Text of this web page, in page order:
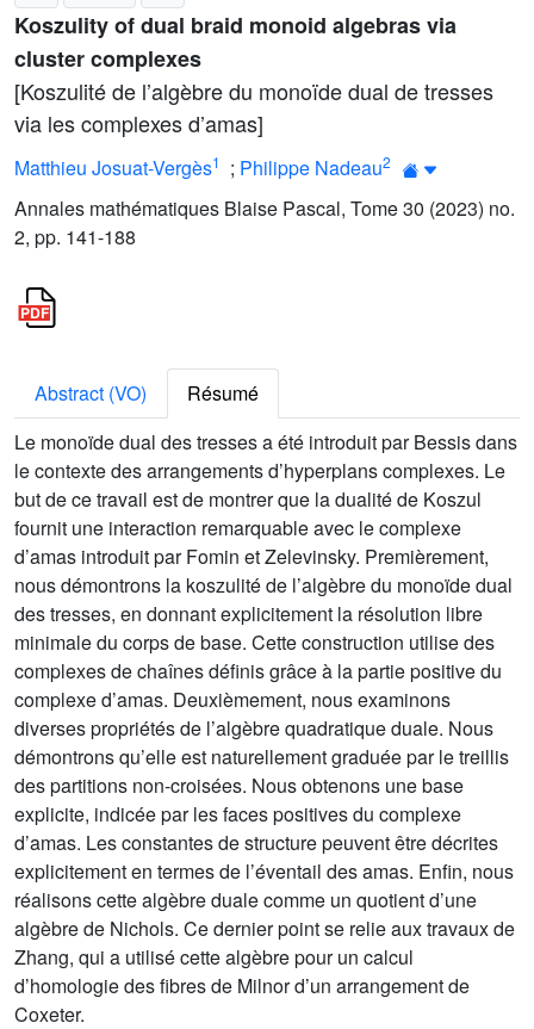
Koszulity of dual braid monoid algebras via
cluster complexes
[Koszulité de l’algèbre du monoïde dual de tresses
via les complexes d’amas]
Matthieu Josuat-Vergès1 ; Philippe Nadeau2
Annales mathématiques Blaise Pascal, Tome 30 (2023) no.
2, pp. 141-188
Abstract (VO)
Résumé
Le monoïde dual des tresses a été introduit par Bessis dans
le contexte des arrangements d’hyperplans complexes. Le
but de ce travail est de montrer que la dualité de Koszul
fournit une interaction remarquable avec le complexe
d’amas introduit par Fomin et Zelevinsky. Premièrement,
nous démontrons la koszulité de l’algèbre du monoïde dual
des tresses, en donnant explicitement la résolution libre
minimale du corps de base. Cette construction utilise des
complexes de chaînes définis grâce à la partie positive du
complexe d’amas. Deuxièmement, nous examinons
diverses propriétés de l’algèbre quadratique duale. Nous
démontrons qu’elle est naturellement graduée par le treillis
des partitions non-croisées. Nous obtenons une base
explicite, indicée par les faces positives du complexe
d’amas. Les constantes de structure peuvent être décrites
explicitement en termes de l’éventail des amas. Enfin, nous
réalisons cette algèbre duale comme un quotient d’une
algèbre de Nichols. Ce dernier point se relie aux travaux de
Zhang, qui a utilisé cette algèbre pour un calcul
d’homologie des fibres de Milnor d’un arrangement de
Coxeter.